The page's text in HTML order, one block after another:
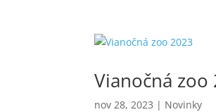
Vianočná zoo
nov 28, 2023 | Novinky